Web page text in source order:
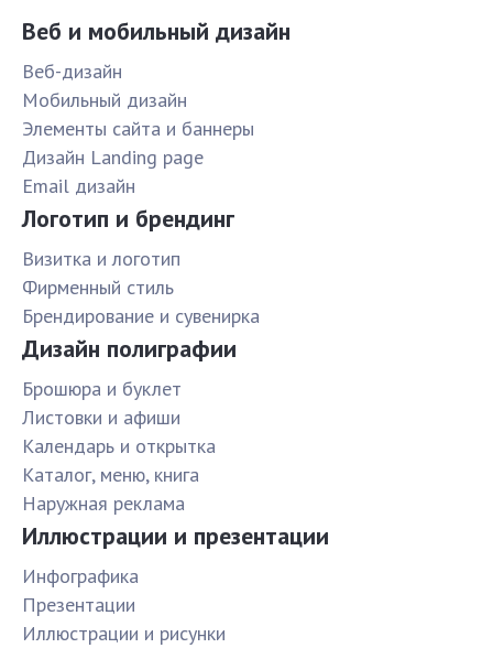
Веб и мобильный дизайн
Веб-дизайн
Мобильный дизайн
Элементы сайта и баннеры
Дизайн Landing page
Email дизайн
Логотип и брендинг
Визитка и логотип
Фирменный стиль
Брендирование и сувенирка
Дизайн полиграфии
Брошюра и буклет
Листовки и афиши
Календарь и открытка
Каталог, меню, книга
Наружная реклама
Иллюстрации и презентации
Инфографика
Презентации
Иллюстрации и рисунки